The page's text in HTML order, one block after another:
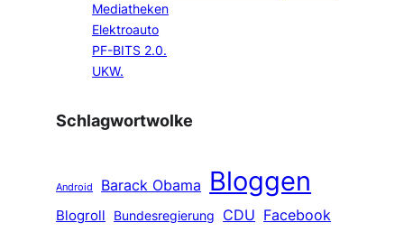
Mediatheken
Elektroauto
PF-BITS 2.0.
UKW.
Schlagwortwolke
Android Barack Obama Bloggen
Blogroll Bundesregierung CDU Facebook